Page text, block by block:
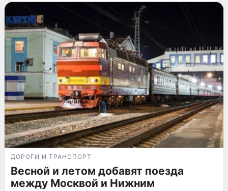
ДОРОГИ И ТРАНСПОРТ
Весной и летом добавят поезда
между Москвой и Нижним